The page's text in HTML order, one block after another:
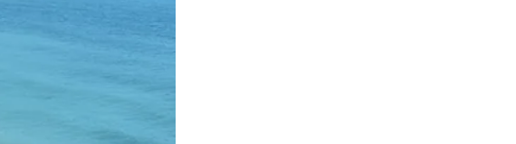
с докосване или плъзгане.